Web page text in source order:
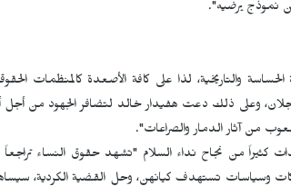
نموذج يرضيه".
والتاريخية، لذا على كافة الأصعدة كالمنظمات
وعلى ذلك دعت هفيدار خالد لتضافر الجهود من أجل
من آثار الدمار والصراعات".
كثيراً من نجاح نداء السلام "تشهد حقوق النساء تراجعاً
وسياسات تستهدف كيانهن، وحل القضية الكردية،